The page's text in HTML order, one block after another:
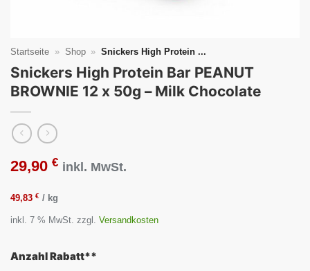
Startseite » Shop » Snickers High Protein ...
Snickers High Protein Bar PEANUT
BROWNIE 12 x 50g – Milk Chocolate
29,90 € inkl. MwSt.
49,83 € / kg
inkl. 7 % MwSt. zzgl. Versandkosten
Anzahl Rabatt**